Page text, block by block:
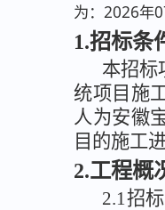
为：2026年
1.招标条
本招标
统项目施
人为安徽
目的施工
2.工程概
2.1招